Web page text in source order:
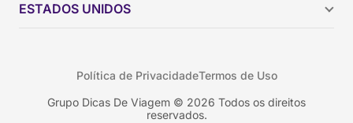
Colômbia
ESTADOS UNIDOS
Nova York
Grupo Dicas De Viagem © 2026 Todos os direitos
reservados.
Política de PrivacidadeTermos de Uso